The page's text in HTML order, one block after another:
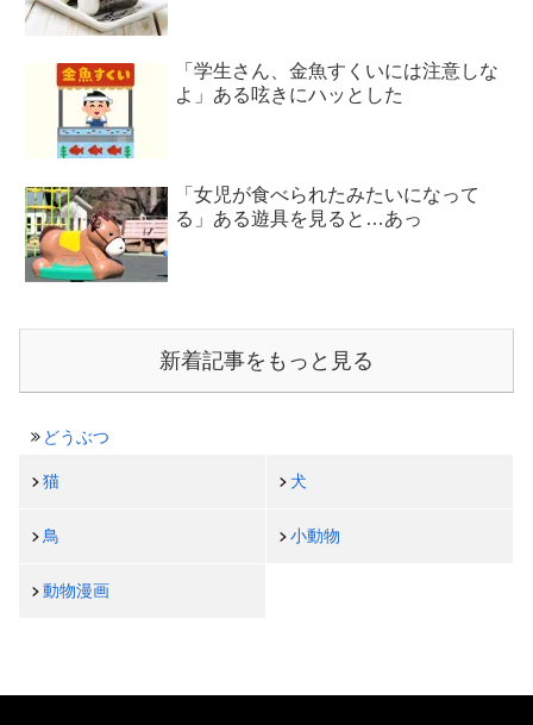
「学生さん、金魚すくいには注意しな
よ」ある呟きにハッとした
「女児が食べられたみたいになって
る」ある遊具を見ると…あっ
新着記事をもっと見る
どうぶつ
猫 犬
鳥 小動物
動物漫画